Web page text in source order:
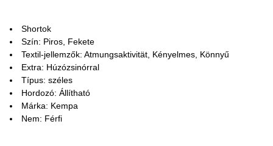
Shortok
Szín: Piros, Fekete
Textil-jellemzők: Atmungsaktivität, Kényelmes, Könnyű
Extra: Húzózsinórral
Típus: széles
Hordozó: Állítható
Márka: Kempa
Nem: Férfi